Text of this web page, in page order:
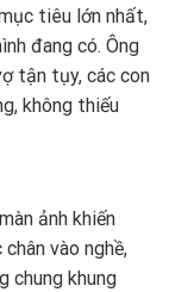
tiêu lớn nhất,
đang có. Ông
tận tụy, các con
không thiếu
ảnh khiến
vào nghề,
chung khung